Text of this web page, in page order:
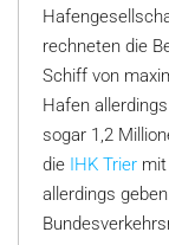
rechneten die
Schiff von
Hafen
sogar 1,2
die IHK Trier
allerdings